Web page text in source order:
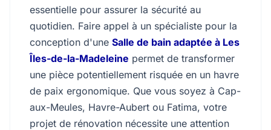
essentielle pour assurer la sécurité au
quotidien. Faire appel à un spécialiste pour la
conception d'une Salle de bain adaptée à Les
Îles-de-la-Madeleine permet de transformer
une pièce potentiellement risquée en un havre
de paix ergonomique. Que vous soyez à Cap-
aux-Meules, Havre-Aubert ou Fatima, votre
projet de rénovation nécessite une attention